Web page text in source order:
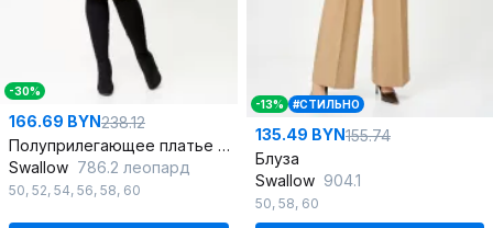
-30%
166.69 BYN238.12
Полуприлегающее платье из мягкого трикотажа до колена
Swallow 786.2 леопард
50, 52, 54, 56, 58, 60
-13% #СТИЛЬНО
135.49 BYN155.74
Блуза
Swallow 904.1
50, 58, 60